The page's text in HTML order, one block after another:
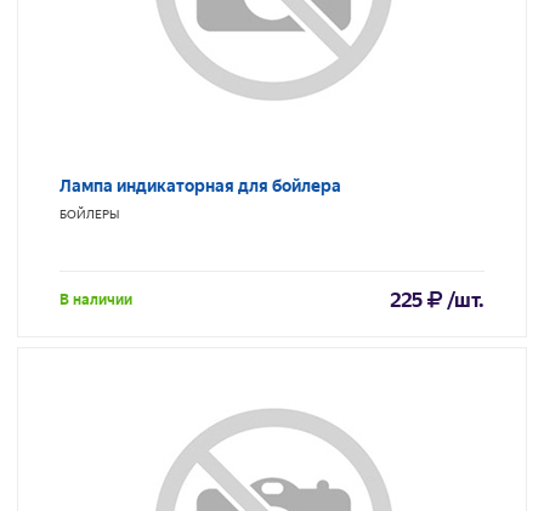
Лампа индикаторная для бойлера
БОЙЛЕРЫ
В наличии 225 /шт.